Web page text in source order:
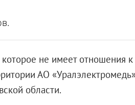
не имеет отношения
АО
области.